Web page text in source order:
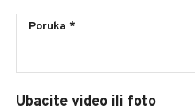
Ubacite video ili foto